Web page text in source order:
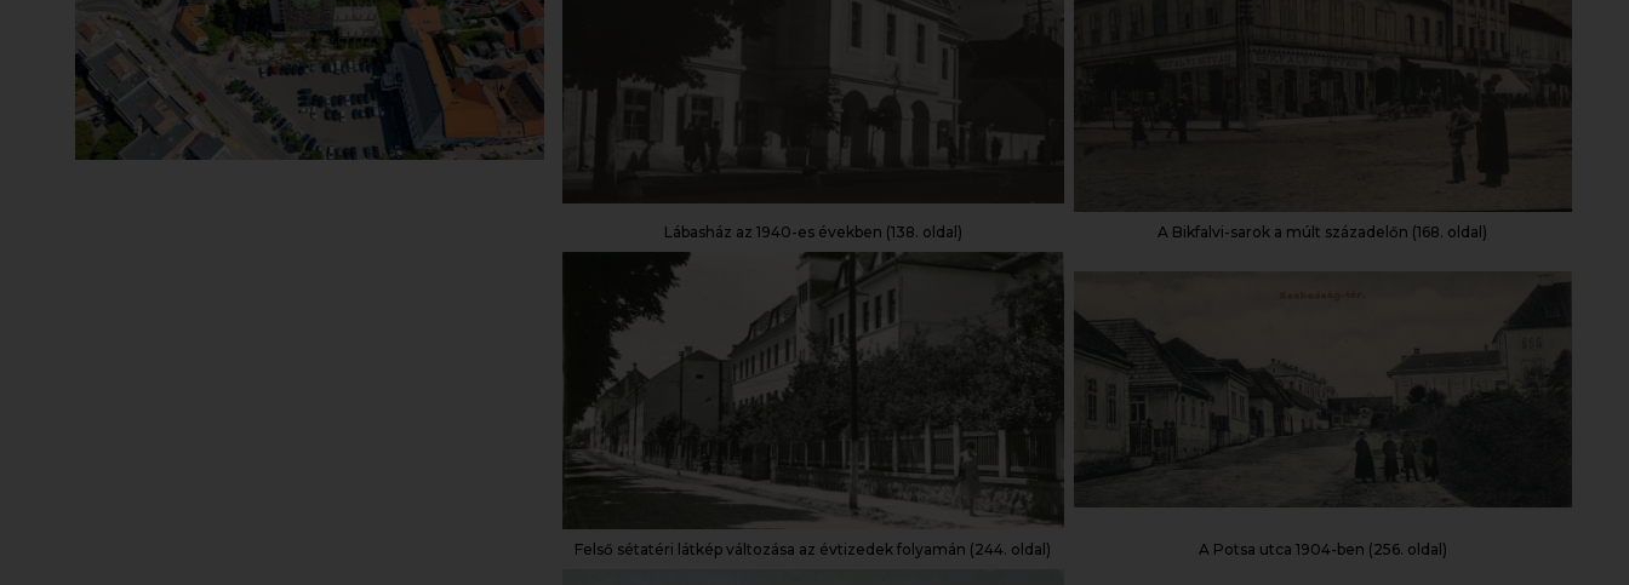
Lábasház az 1940-es években (138. oldal) A Bikfalvi-sarok a múlt századelőn (168. oldal)
Felső sétatéri látkép változása az évtizedek folyamán (244. oldal) A Potsa utca 1904-ben (256. oldal)